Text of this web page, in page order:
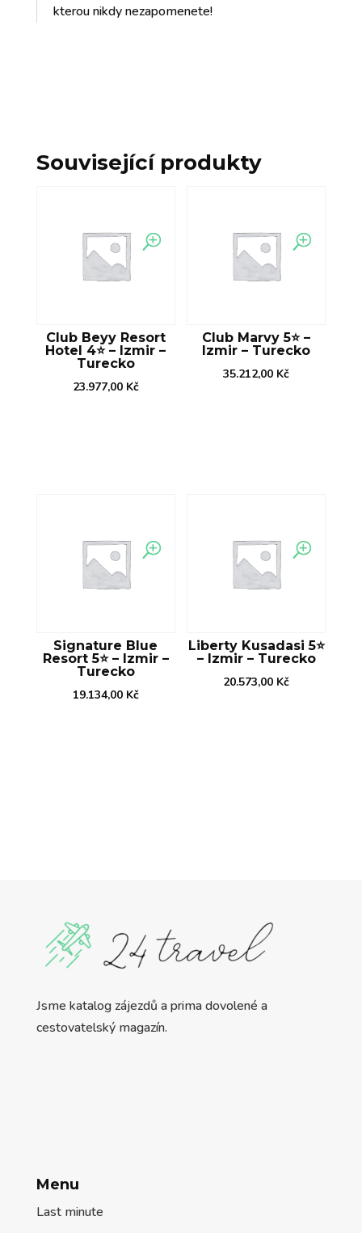
kterou nikdy nezapomenete!
Související produkty
Club Beyy Resort
Hotel 4⭐️ – Izmir –
Turecko
23.977,00 Kč
Club Marvy 5⭐️ –
Izmir – Turecko
35.212,00 Kč
Signature Blue
Resort 5⭐️ – Izmir –
Turecko
19.134,00 Kč
Liberty Kusadasi 5⭐️
– Izmir – Turecko
20.573,00 Kč
Jsme katalog zájezdů a prima dovolené a
cestovatelský magazín.
Menu
Last minute